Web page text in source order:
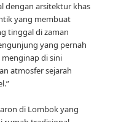
dengan arsitektur khas
yang membuat
tinggal di zaman
yang pernah
menginap di sini
atmosfer sejarah
di Lombok yang